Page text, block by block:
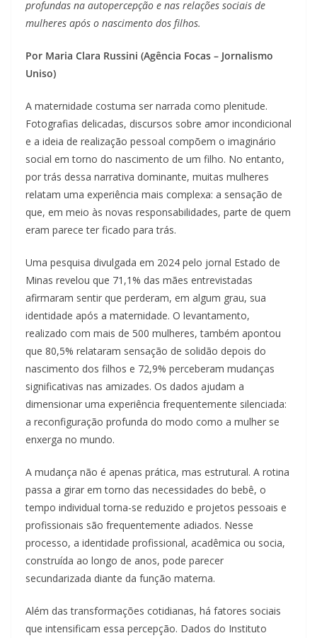
profundas na autopercepção e nas relações sociais de
mulheres após o nascimento dos filhos.
Por Maria Clara Russini (Agência Focas – Jornalismo
Uniso)
A maternidade costuma ser narrada como plenitude.
Fotografias delicadas, discursos sobre amor incondicional
e a ideia de realização pessoal compõem o imaginário
social em torno do nascimento de um filho. No entanto,
por trás dessa narrativa dominante, muitas mulheres
relatam uma experiência mais complexa: a sensação de
que, em meio às novas responsabilidades, parte de quem
eram parece ter ficado para trás.
Uma pesquisa divulgada em 2024 pelo jornal Estado de
Minas revelou que 71,1% das mães entrevistadas
afirmaram sentir que perderam, em algum grau, sua
identidade após a maternidade. O levantamento,
realizado com mais de 500 mulheres, também apontou
que 80,5% relataram sensação de solidão depois do
nascimento dos filhos e 72,9% perceberam mudanças
significativas nas amizades. Os dados ajudam a
dimensionar uma experiência frequentemente silenciada:
a reconfiguração profunda do modo como a mulher se
enxerga no mundo.
A mudança não é apenas prática, mas estrutural. A rotina
passa a girar em torno das necessidades do bebê, o
tempo individual torna-se reduzido e projetos pessoais e
profissionais são frequentemente adiados. Nesse
processo, a identidade profissional, acadêmica ou socia,
construída ao longo de anos, pode parecer
secundarizada diante da função materna.
Além das transformações cotidianas, há fatores sociais
que intensificam essa percepção. Dados do Instituto